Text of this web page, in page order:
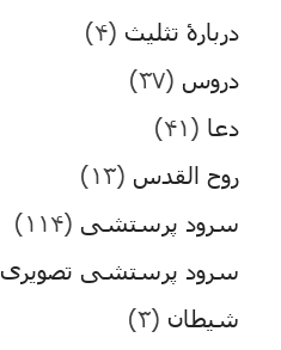
دربارۀ تثلیث (۴)
دروس (۳۷)
دعا (۴۱)
روح القدس (۱۳)
سرود پرستشی (۱۱۴)
سرود پرستشی تصویری
شیطان (۳)